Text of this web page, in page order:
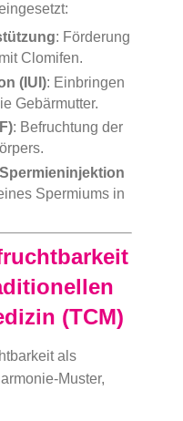
: Förderung
Clomifen.
(IUI): Einbringen
Gebärmutter.
: Befruchtung der
Spermiums in
(TCM)
als
Muster,